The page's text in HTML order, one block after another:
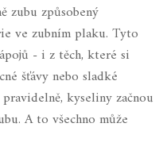
zubu způsobený
ve zubním plaku. Tyto
- i z těch, které si
šťávy nebo sladké
kyseliny začnou
A to všechno může